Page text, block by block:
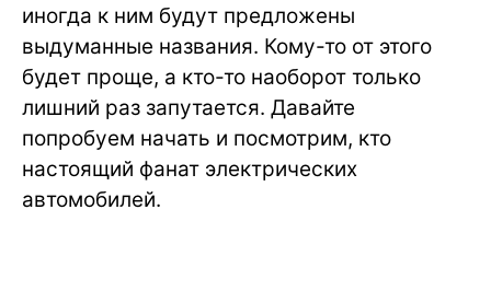
иногда к ним будут предложены
выдуманные названия. Кому-то от этого
будет проще, а кто-то наоборот только
лишний раз запутается. Давайте
попробуем начать и посмотрим, кто
настоящий фанат электрических
автомобилей.